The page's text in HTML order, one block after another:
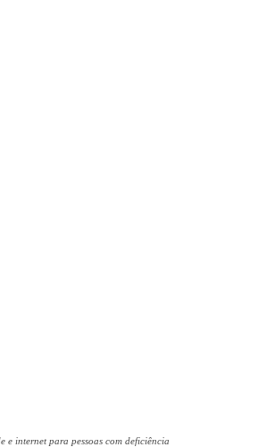
e internet para pessoas com deficiência